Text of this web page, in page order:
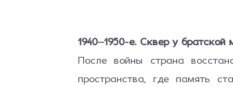
1940–1950-е. Сквер у братской
После войны страна
пространства, где память